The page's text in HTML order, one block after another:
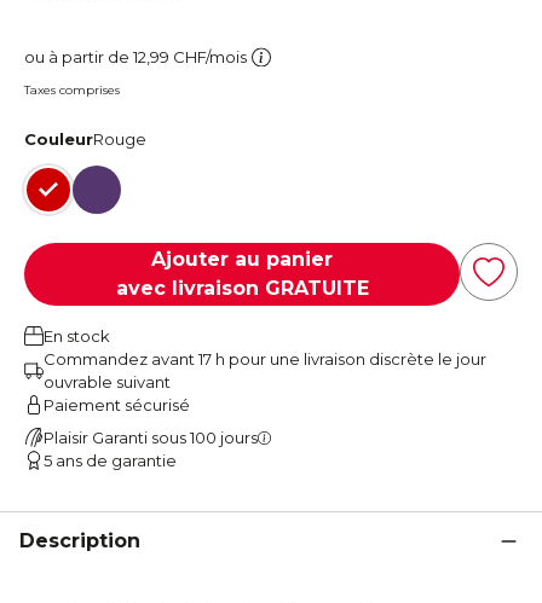
ou à partir de 12,99 CHF/mois
Taxes comprises
CouleurRouge
RougeViolet
Ajouter au panier
avec livraison GRATUITE
En stock
Commandez avant 17 h pour une livraison discrète le jour
ouvrable suivant
Paiement sécurisé
Plaisir Garanti sous 100 jours
5 ans de garantie
Description